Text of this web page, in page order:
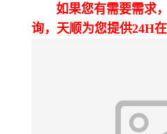
如果您有需要需求，
询，天顺为您提供24H